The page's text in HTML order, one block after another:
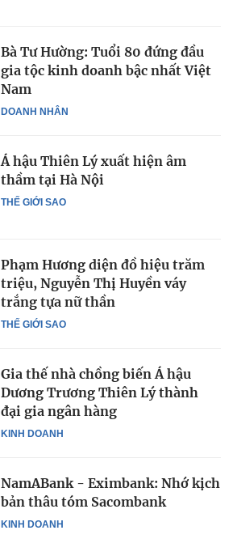
DOANH NHÂN
Bà Tư Hường: Tuổi 80 đứng đầu
gia tộc kinh doanh bậc nhất Việt
Nam
THẾ GIỚI SAO
Á hậu Thiên Lý xuất hiện âm
thầm tại Hà Nội
THẾ GIỚI SAO
Phạm Hương diện đồ hiệu trăm
triệu, Nguyễn Thị Huyền váy
trắng tựa nữ thần
KINH DOANH
Gia thế nhà chồng biến Á hậu
Dương Trương Thiên Lý thành
đại gia ngân hàng
KINH DOANH
NamABank - Eximbank: Nhớ kịch
bản thâu tóm Sacombank